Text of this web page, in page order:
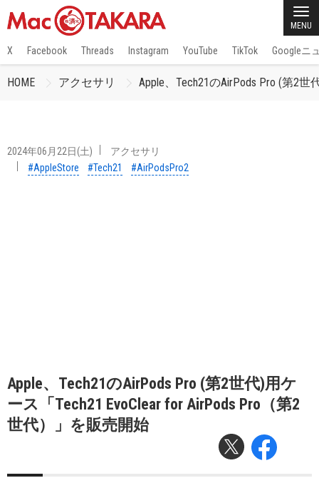
MENU
X Facebook Threads Instagram YouTube TikTok Googleニ
HOME アクセサリ Apple、Tech21のAirPods Pro (第2
2024年06月22日(土)
アクセサリ
#AppleStore
#Tech21 #AirPodsPro2
Apple、Tech21のAirPods Pro (第2世代)用ケ
ース「Tech21 EvoClear for AirPods Pro（第2
世代）」を販売開始